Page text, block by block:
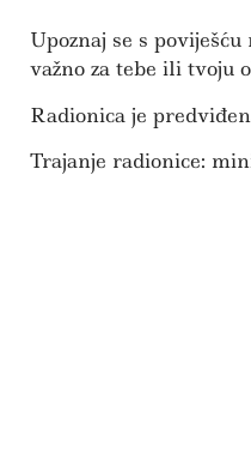
Upoznaj se s
važno za tebe ili tvoju
Radionica je
Trajanje radionice: